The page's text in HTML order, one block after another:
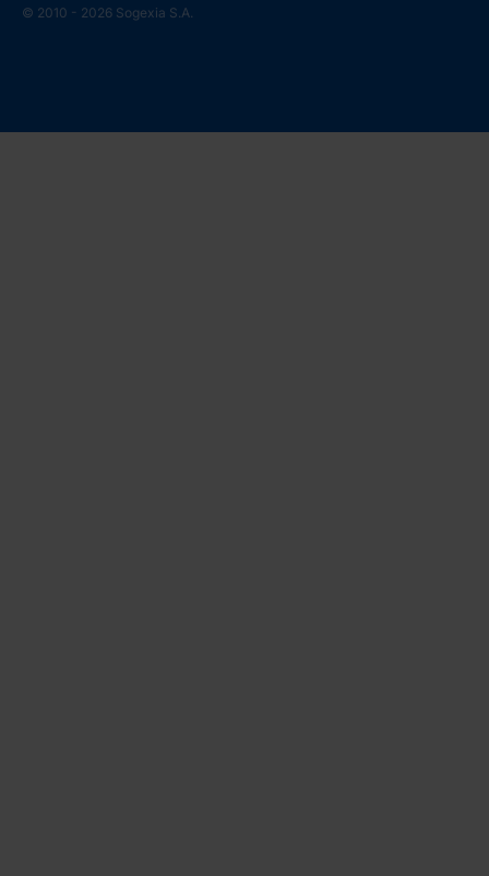
© 2010 - 2026 Sogexia S.A.